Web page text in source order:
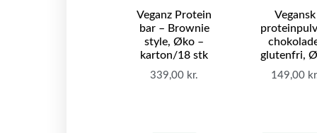
Veganz Protein
bar – Brownie
style, Øko –
karton/18 stk
339,00 kr.
Vegansk
glutenfri,
149,00